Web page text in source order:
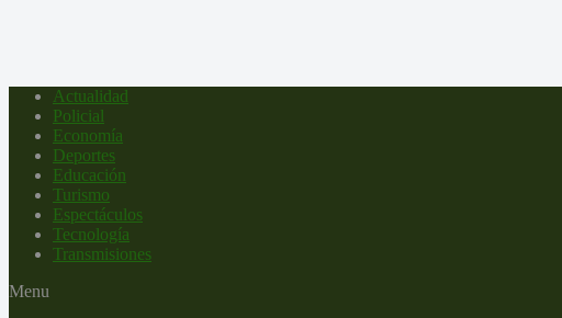
Actualidad
Policial
Economía
Deportes
Educación
Turismo
Espectáculos
Tecnología
Transmisiones
Menu